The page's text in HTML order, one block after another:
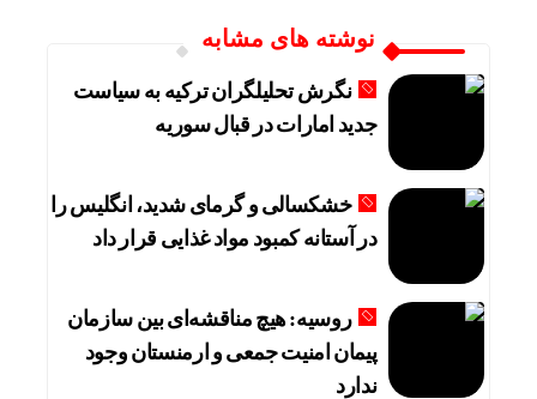
نوشته های مشابه
نگرش تحلیلگران ترکیه به سیاست
جدید امارات در قبال سوریه
خشکسالی و گرمای شدید، انگلیس را
در آستانه کمبود مواد غذایی قرار داد
روسیه: هیچ مناقشه‌ای بین سازمان
پیمان امنیت جمعی و ارمنستان وجود
ندارد